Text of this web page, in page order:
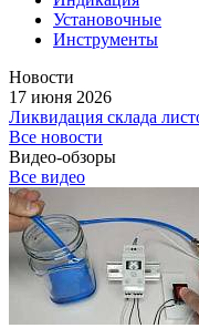
Установочные
Инструменты
Новости
17 июня 2026
Ликвидация склада
Все новости
Видео-обзоры
Все видео